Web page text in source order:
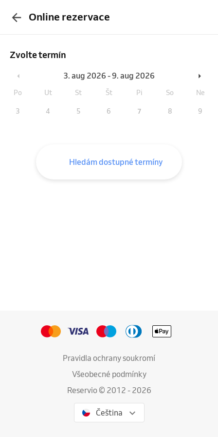
Online rezervace
Zvolte termín
3. aug 2026 - 9. aug 2026
Po Ut St Št Pi So Ne
3 4 5 6 7 8 9
Hledám dostupné termíny
Pravidla ochrany soukromí
Všeobecné podmínky
Reservio © 2012 - 2026
Čeština